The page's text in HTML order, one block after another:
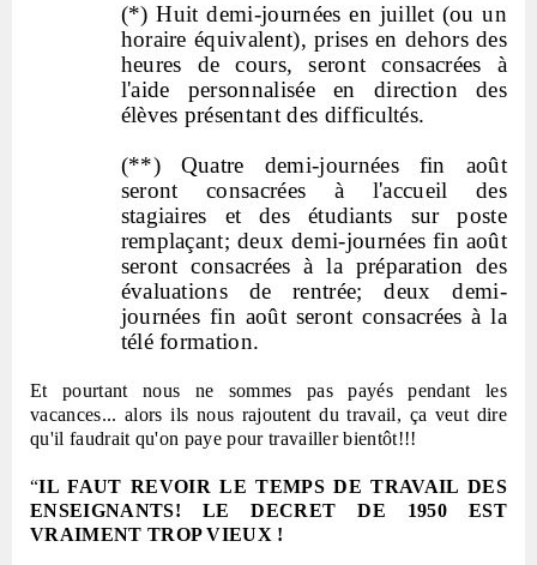
(*) Huit demi-journées en juillet (ou un
horaire équivalent), prises en dehors des
heures de cours, seront consacrées à
l'aide personnalisée en direction des
élèves présentant des difficultés.
(**) Quatre demi-journées fin août
seront consacrées à l'accueil des
stagiaires et des étudiants sur poste
remplaçant; deux demi-journées fin août
seront consacrées à la préparation des
évaluations de rentrée; deux demi-
journées fin août seront consacrées à la
télé formation.
Et pourtant nous ne sommes pas payés pendant les
vacances... alors ils nous rajoutent du travail, ça veut dire
qu'il faudrait qu'on paye pour travailler bientôt!!!
“IL FAUT REVOIR LE TEMPS DE TRAVAIL DES
ENSEIGNANTS! LE DECRET DE 1950 EST
VRAIMENT TROP VIEUX !